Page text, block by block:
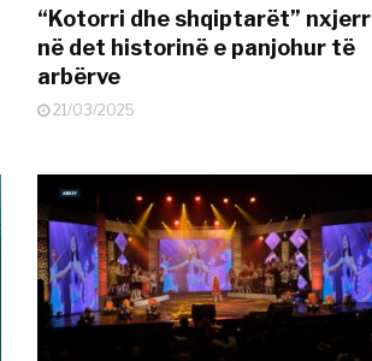
“Kotorri dhe shqiptarët” nxjerr
në det historinë e panjohur të
arbërve
21/03/2025